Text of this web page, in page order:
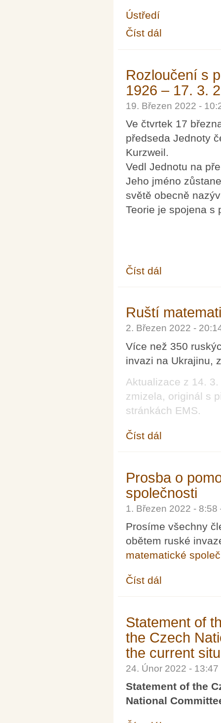
Ústředí
Číst dál
Rozloučení s
1926 – 17. 3.
19. Březen 2022 -
Ve čtvrtek 17
předseda Jednoty
Kurzweil.
Vedl Jednotu na
Jeho jméno
světě obecně
Teorie je spojena s
Číst dál
Ruští
2. Březen 2022 -
Více než 350
invazi na Ukrajinu,
Aktualizace z 14.
zmizela, originál s
stránkách EMS.
Číst dál
Prosba o
společnosti
1. Březen 2022 -
Prosíme všechny
obětem ruské
matematické
Číst dál
Statement of
the Czech
the current
24. Únor 2022 -
Statement of the
National